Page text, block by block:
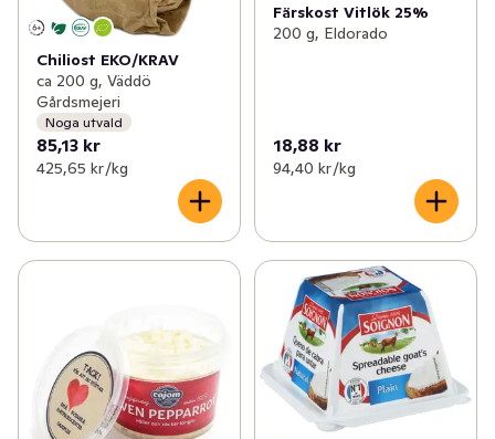
Chiliost EKO/KRAV
ca 200 g, Väddö
Gårdsmejeri
Noga utvald
85,13 kr
425,65 kr /kg
Färskost Vitlök 25%
200 g, Eldorado
18,88 kr
94,40 kr /kg